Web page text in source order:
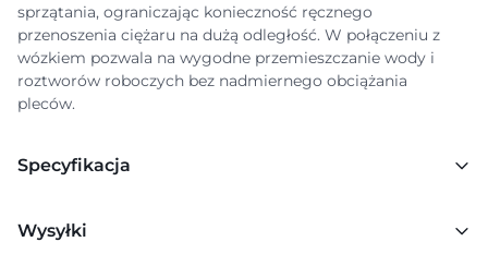
sprzątania, ograniczając konieczność ręcznego
przenoszenia ciężaru na dużą odległość. W połączeniu z
wózkiem pozwala na wygodne przemieszczanie wody i
roztworów roboczych bez nadmiernego obciążania
pleców.
Specyfikacja
Wysyłki